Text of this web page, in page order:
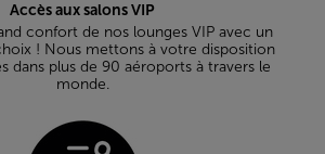
Accès aux salons VIP
confort de nos lounges VIP avec un
! Nous mettons à votre disposition
dans plus de 90 aéroports à travers le
monde.